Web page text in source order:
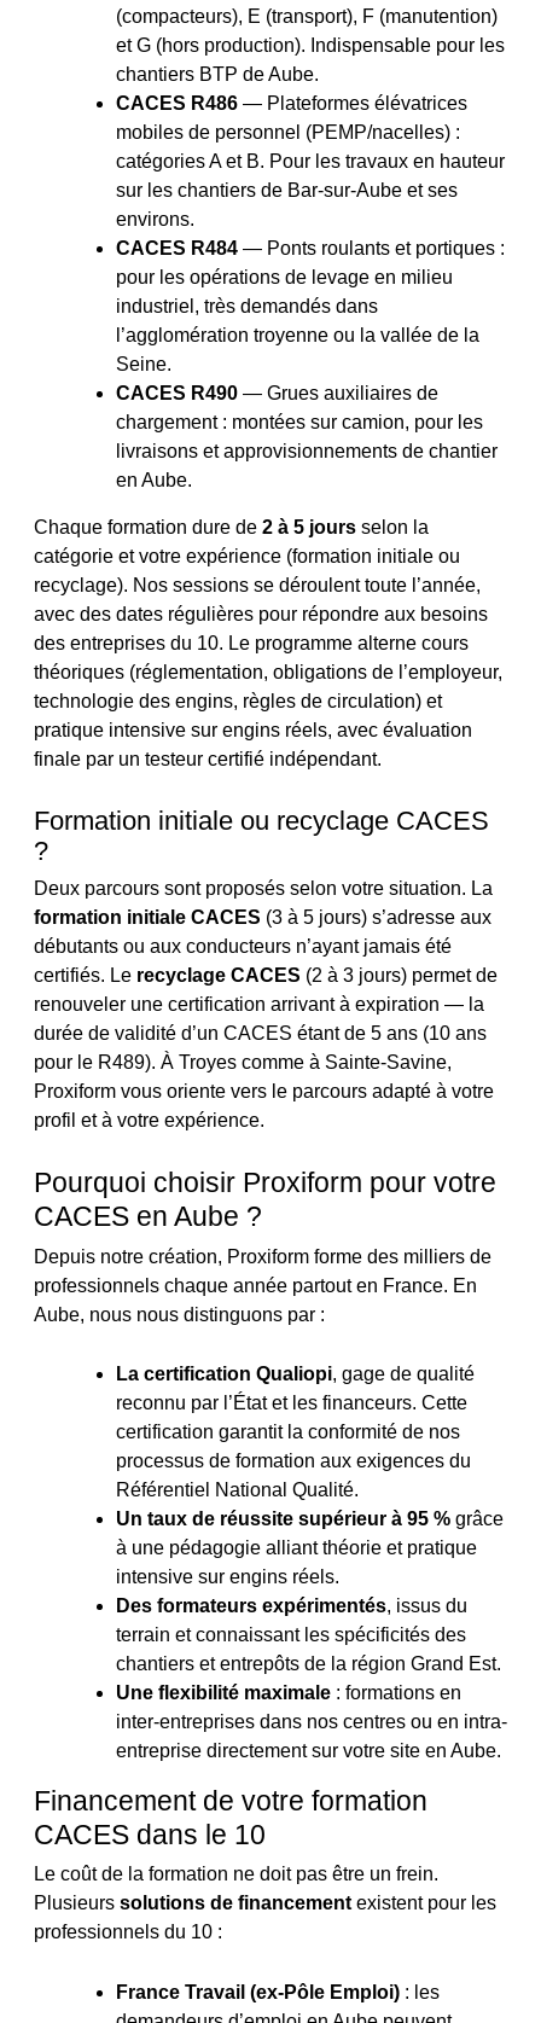
(compacteurs), E (transport), F (manutention)
et G (hors production). Indispensable pour les
chantiers BTP de Aube.
CACES R486 — Plateformes élévatrices
mobiles de personnel (PEMP/nacelles) :
catégories A et B. Pour les travaux en hauteur
sur les chantiers de Bar-sur-Aube et ses
environs.
CACES R484 — Ponts roulants et portiques :
pour les opérations de levage en milieu
industriel, très demandés dans
l’agglomération troyenne ou la vallée de la
Seine.
CACES R490 — Grues auxiliaires de
chargement : montées sur camion, pour les
livraisons et approvisionnements de chantier
en Aube.
Chaque formation dure de 2 à 5 jours selon la
catégorie et votre expérience (formation initiale ou
recyclage). Nos sessions se déroulent toute l’année,
avec des dates régulières pour répondre aux besoins
des entreprises du 10. Le programme alterne cours
théoriques (réglementation, obligations de l’employeur,
technologie des engins, règles de circulation) et
pratique intensive sur engins réels, avec évaluation
finale par un testeur certifié indépendant.
Formation initiale ou recyclage CACES
?
Deux parcours sont proposés selon votre situation. La
formation initiale CACES (3 à 5 jours) s’adresse aux
débutants ou aux conducteurs n’ayant jamais été
certifiés. Le recyclage CACES (2 à 3 jours) permet de
renouveler une certification arrivant à expiration — la
durée de validité d’un CACES étant de 5 ans (10 ans
pour le R489). À Troyes comme à Sainte-Savine,
Proxiform vous oriente vers le parcours adapté à votre
profil et à votre expérience.
Pourquoi choisir Proxiform pour votre
CACES en Aube ?
Depuis notre création, Proxiform forme des milliers de
professionnels chaque année partout en France. En
Aube, nous nous distinguons par :
La certification Qualiopi, gage de qualité
reconnu par l’État et les financeurs. Cette
certification garantit la conformité de nos
processus de formation aux exigences du
Référentiel National Qualité.
Un taux de réussite supérieur à 95 % grâce
à une pédagogie alliant théorie et pratique
intensive sur engins réels.
Des formateurs expérimentés, issus du
terrain et connaissant les spécificités des
chantiers et entrepôts de la région Grand Est.
Une flexibilité maximale : formations en
inter-entreprises dans nos centres ou en intra-
entreprise directement sur votre site en Aube.
Financement de votre formation
CACES dans le 10
Le coût de la formation ne doit pas être un frein.
Plusieurs solutions de financement existent pour les
professionnels du 10 :
France Travail (ex-Pôle Emploi) : les